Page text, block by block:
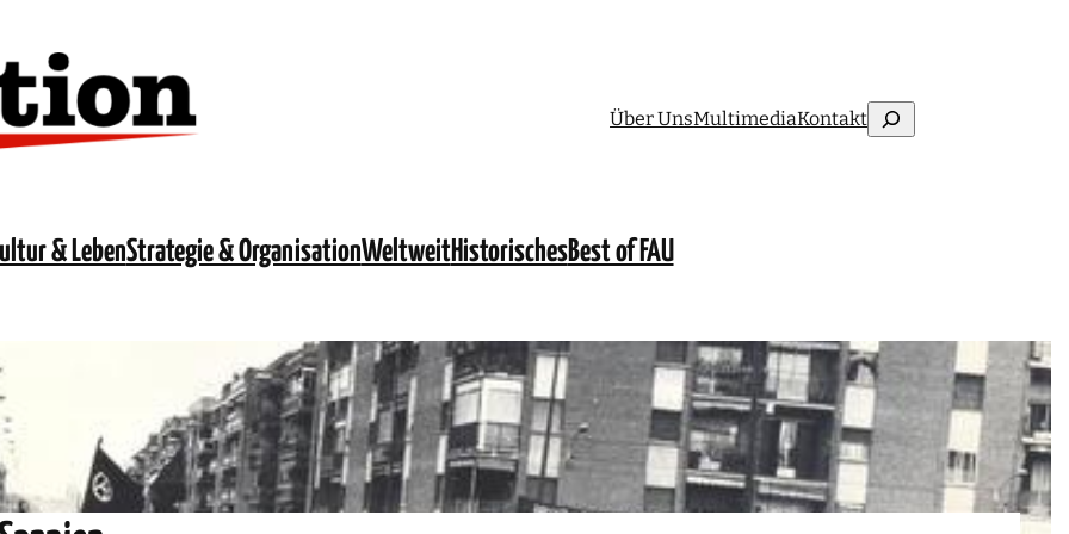
Über UnsMultimediaKontaktSuchen
& LebenStrategie & OrganisationWeltweitHistorischesBest of FAU